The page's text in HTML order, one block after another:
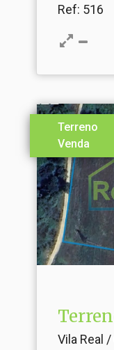
Ref: 516
Terreno
Venda
Vila Real